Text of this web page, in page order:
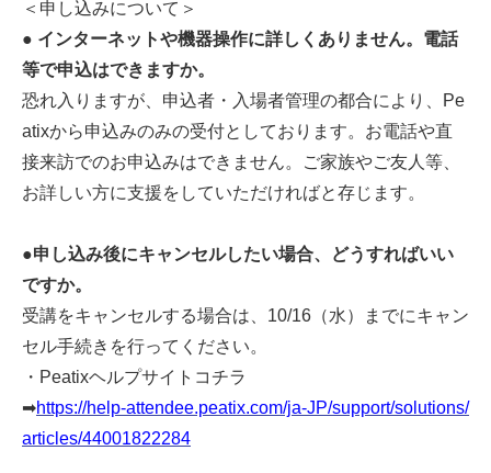
＜申し込みについて＞
● インターネットや機器操作に詳しくありません。電話
等で申込はできますか。
恐れ入りますが、申込者・入場者管理の都合により、Pe
atixから申込みのみの受付としております。お電話や直
接来訪でのお申込みはできません。ご家族やご友人等、
お詳しい方に支援をしていただければと存じます。
●申し込み後にキャンセルしたい場合、どうすればいい
ですか。
受講をキャンセルする場合は、10/16（水）までにキャン
セル手続きを行ってください。
・Peatixヘルプサイトコチラ
➡https://help-attendee.peatix.com/ja-JP/support/solutions/
articles/44001822284